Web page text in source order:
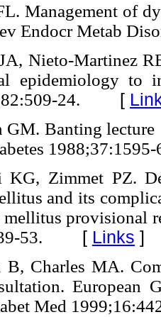
Management of
Endocr Metab
Nieto-Martinez
epidemiology to
24. [
GM. Banting
1988;37:1595-
KG, Zimmet PZ.
and its
mellitus provisional
53. [ Links ]
B, Charles MA.
European
Med